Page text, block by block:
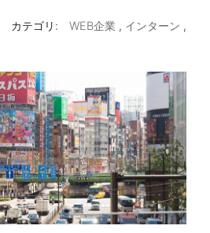
カテゴリ: WEB企業 , インターン ,